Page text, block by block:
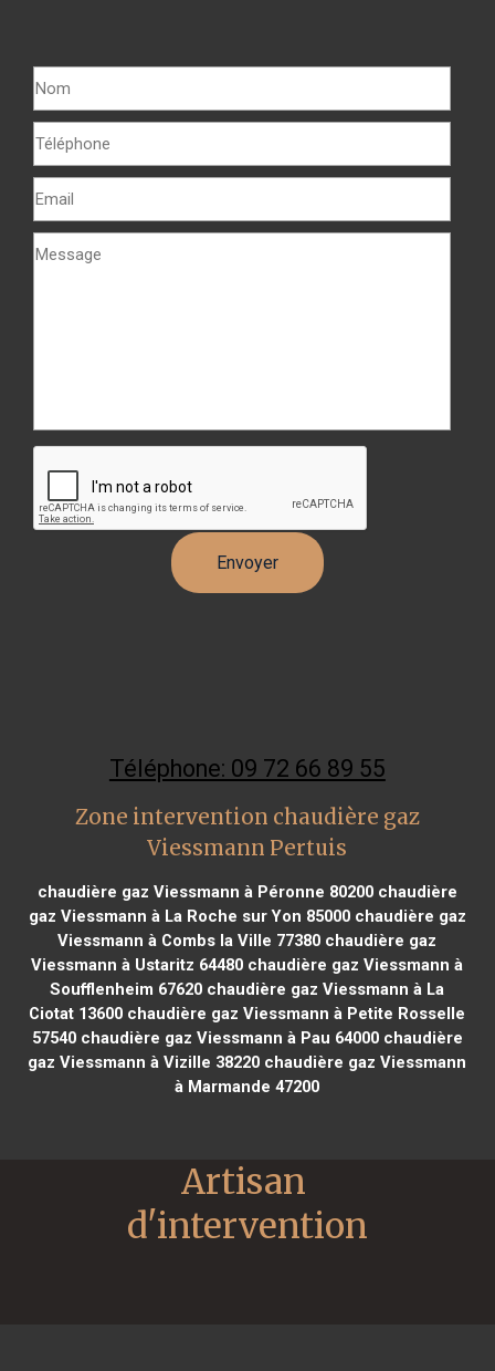
Téléphone: 09 72 66 89 55
Zone intervention chaudière gaz
Viessmann Pertuis
chaudière gaz Viessmann à Péronne 80200chaudière
gaz Viessmann à La Roche sur Yon 85000chaudière gaz
Viessmann à Combs la Ville 77380 chaudière gaz
Viessmann à Ustaritz 64480 chaudière gaz Viessmann à
Soufflenheim 67620 chaudière gaz Viessmann à La
Ciotat 13600 chaudière gaz Viessmann à Petite Rosselle
57540chaudière gaz Viessmann à Pau 64000chaudière
gaz Viessmann à Vizille 38220 chaudière gaz Viessmann
à Marmande 47200
Artisan
d'intervention